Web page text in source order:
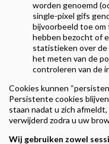
worden genoemd
single-pixel gifs
bijvoorbeeld toe om
hebben bezocht of
statistieken over de
het meten van de
controleren van de
Cookies kunnen
Persistente cookies
staan nadat u zich
verwijderd zodra u uw
Wij gebruiken zowel